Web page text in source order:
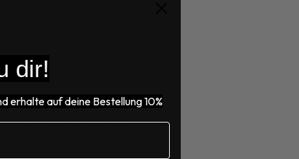
Die andere Hälfte ist
dir!
erhalte auf deine Bestellung 10%